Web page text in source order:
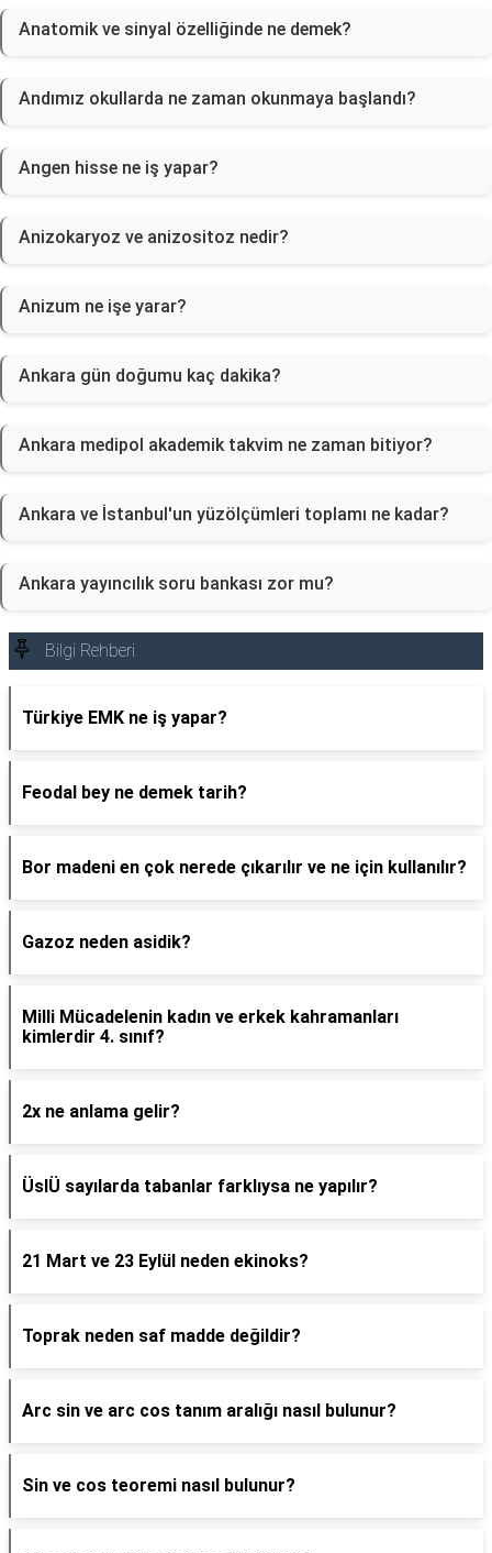
Anatomik ve sinyal özelliğinde ne demek?
Andımız okullarda ne zaman okunmaya başlandı?
Angen hisse ne iş yapar?
Anizokaryoz ve anizositoz nedir?
Anizum ne işe yarar?
Ankara gün doğumu kaç dakika?
Ankara medipol akademik takvim ne zaman bitiyor?
Ankara ve İstanbul'un yüzölçümleri toplamı ne kadar?
Ankara yayıncılık soru bankası zor mu?
Bilgi Rehberi
Türkiye EMK ne iş yapar?
Feodal bey ne demek tarih?
Bor madeni en çok nerede çıkarılır ve ne için kullanılır?
Gazoz neden asidik?
Milli Mücadelenin kadın ve erkek kahramanları
kimlerdir 4. sınıf?
2x ne anlama gelir?
ÜslÜ sayılarda tabanlar farklıysa ne yapılır?
21 Mart ve 23 Eylül neden ekinoks?
Toprak neden saf madde değildir?
Arc sin ve arc cos tanım aralığı nasıl bulunur?
Sin ve cos teoremi nasıl bulunur?